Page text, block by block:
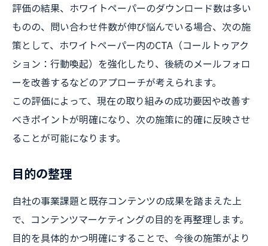
評価の結果、ホワイトペーパーのダウンロード数は多い
ものの、問い合わせ件数が伸び悩んでいる場合、次の施
策として、ホワイトペーパー内のCTA（コールトゥアク
ション：行動喚起）を強化したり、後続のメールフォロ
ーを改善するなどのアプローチが考えられます。
この評価によって、現在の取り組みの成功要因や改善す
べきポイントが明確になり、次の施策に的確に反映させ
ることが可能になります。
目的の整理
自社の事業課題と既存コンテンツの成果を踏まえた上
で、コンテンツマーケティングの目的を再整理します。
目的を具体的かつ明確にすることで、今後の施策がより